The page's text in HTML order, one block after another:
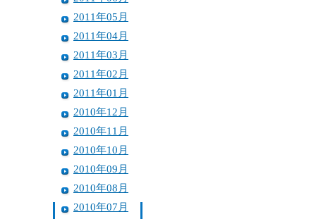
2011年05月
2011年04月
2011年03月
2011年02月
2011年01月
2010年12月
2010年11月
2010年10月
2010年09月
2010年08月
2010年07月